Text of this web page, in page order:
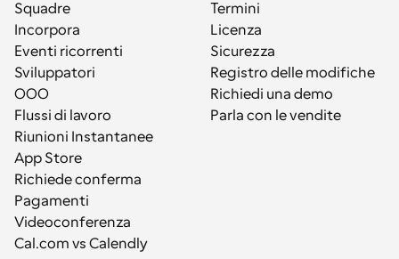
Squadre
Incorpora
Eventi ricorrenti
Sviluppatori
OOO
Flussi di lavoro
Riunioni Instantanee
App Store
Richiede conferma
Pagamenti
Videoconferenza
Cal.com vs Calendly
Termini
Licenza
Sicurezza
Registro delle modifiche
Richiedi una demo
Parla con le vendite